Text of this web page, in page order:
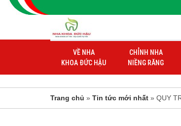
VỀ NHA
KHOA ĐỨC HẬU
CHỈNH NHA
NIỀNG RĂNG
Trang chủ » Tin tức mới nhất » QUY